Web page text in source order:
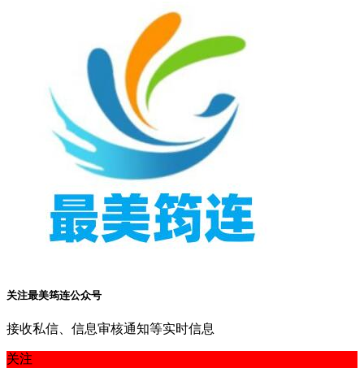
关注最美筠连公众号
接收私信、信息审核通知等实时信息
关注